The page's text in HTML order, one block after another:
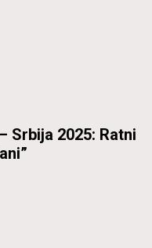
Srbija 2025: Ratni